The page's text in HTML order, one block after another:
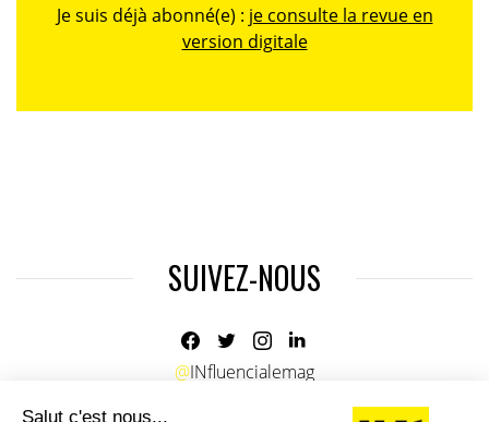
Je suis déjà abonné(e) : je consulte la revue en
version digitale
SUIVEZ-NOUS
@INfluencialemag